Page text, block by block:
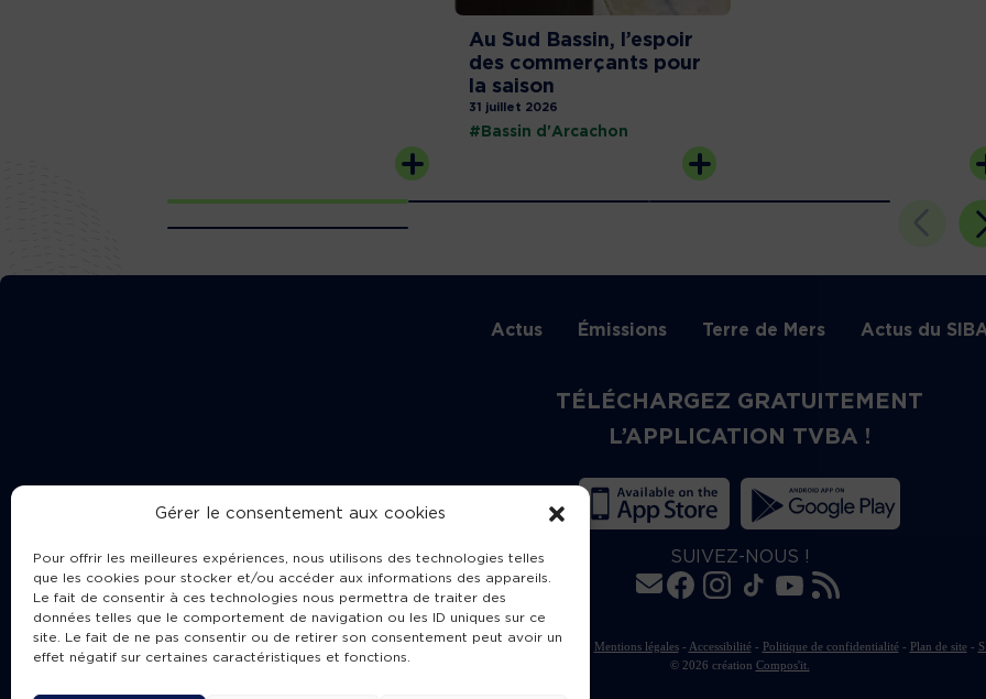
Gérer le consentement aux cookies
Pour offrir les meilleures expériences, nous utilisons des technologies telles
que les cookies pour stocker et/ou accéder aux informations des appareils.
Le fait de consentir à ces technologies nous permettra de traiter des
données telles que le comportement de navigation ou les ID uniques sur ce
site. Le fait de ne pas consentir ou de retirer son consentement peut avoir un
effet négatif sur certaines caractéristiques et fonctions.
Au Sud Bassin, l’espoir
des commerçants pour
la saison
31 juillet 2026
#Bassin d'Arcachon
Actus Émissions Terre de Mers Actus du
TÉLÉCHARGEZ GRATUITEMENT
L’APPLICATION TVBA !
SUIVEZ-NOUS !
Charte de publication Mentions légales- Accessibilité- Politique de confidentialité- Plan de site-
© 2026 création Compos'it.